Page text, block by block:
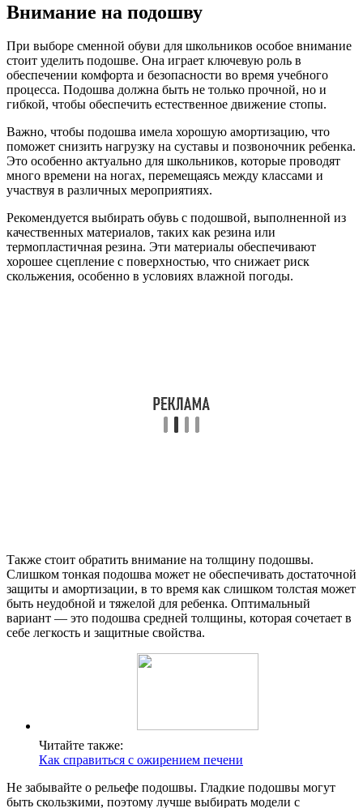
Внимание на подошву
При выборе сменной обуви для школьников особое внимание
стоит уделить подошве. Она играет ключевую роль в
обеспечении комфорта и безопасности во время учебного
процесса. Подошва должна быть не только прочной, но и
гибкой, чтобы обеспечить естественное движение стопы.
Важно, чтобы подошва имела хорошую амортизацию, что
поможет снизить нагрузку на суставы и позвоночник ребенка.
Это особенно актуально для школьников, которые проводят
много времени на ногах, перемещаясь между классами и
участвуя в различных мероприятиях.
Рекомендуется выбирать обувь с подошвой, выполненной из
качественных материалов, таких как резина или
термопластичная резина. Эти материалы обеспечивают
хорошее сцепление с поверхностью, что снижает риск
скольжения, особенно в условиях влажной погоды.
Также стоит обратить внимание на толщину подошвы.
Слишком тонкая подошва может не обеспечивать достаточной
защиты и амортизации, в то время как слишком толстая может
быть неудобной и тяжелой для ребенка. Оптимальный
вариант — это подошва средней толщины, которая сочетает в
себе легкость и защитные свойства.
Читайте также:
Как справиться с ожирением печени
Не забывайте о рельефе подошвы. Гладкие подошвы могут
быть скользкими, поэтому лучше выбирать модели с